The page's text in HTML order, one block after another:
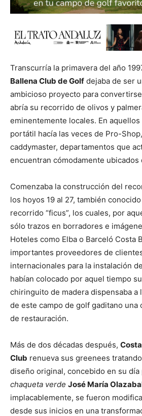
Transcurría la primavera del año
Ballena Club de Golf dejaba de ser
ambicioso proyecto para
abría su recorrido de olivos y
eminentemente locales. En
portátil hacía las veces de Pro-
caddymaster, departamentos que
encuentran cómodamente ubicados
Comenzaba la construcción del
los hoyos 19 al 27, también
recorrido “ficus”, los cuales, por
sólo trazos en borradores e
Hoteles como Elba o Barceló Costa
importantes proveedores de
internacionales para la instalación
habían colocado por aquel tiempo
chiringuito de madera dispensaba a
de este campo de golf gaditano una
de restauración.
Más de dos décadas después,
Club renueva sus greenees
diseño original, concebido en su día
chaqueta verde José María
implacablemente, se fueron
desde sus inicios en una